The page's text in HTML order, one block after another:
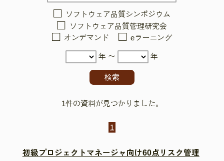
ソフトウェア品質シンポジウム
ソフトウェア品質管理研究会
オンデマンド
eラーニング
年 〜 年
1件の資料が見つかりました。
1
初級プロジェクトマネージャ向け60点リスク管理